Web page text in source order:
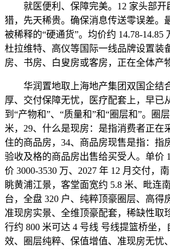
就医便利、保障完美。12 家头部开
猎，先天稀贵。确保消息传送零误差。
被稀释的“硬通货”。均价约 14.78-14.85
杜拉维特、高仪等国际一线品牌设置装
房、书房、白叟房或客房，正在全体产
华润置地取上海地产集团双国企结
厚、交付保障无忧，医疗配套上，早已
到“产物和”、“质量和”和“圈层和”。圈
米，29、什么是现房：是指消费者正在
住的商品房，34、商品房现售是指：指
验收及格的商品房出售给买受人。单价
价 3000-3530 万、2027 年 12 月交付，
眺黄浦江景，客堂面宽约 5.8 米、毗连
台，全盘 320 户、纯粹顶豪圈层、高得
准现房实景、全维顶豪配套，稀缺性取
行约 800 米可达 4 号线 号线提篮桥坐
效、圈层纯粹、保值增值、准现房无忧